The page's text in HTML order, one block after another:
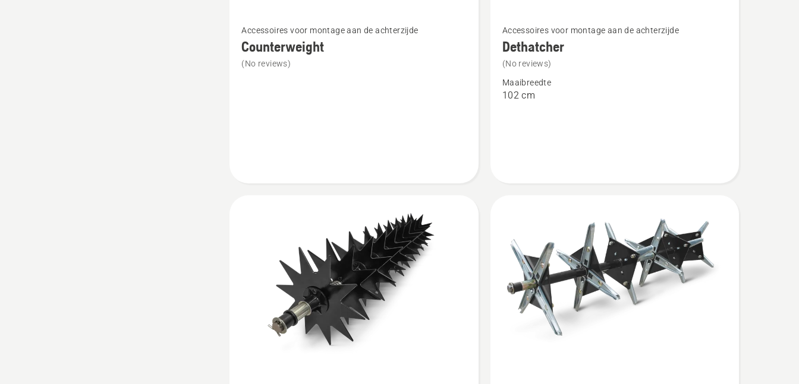
meer
details
over
Accessoires voor montage aan de achterzijde
Counterweight
(No reviews)
meer
details
over
Dethatcher
Accessoires voor montage aan de achterzijde
Dethatcher
(No reviews)
Maaibreedte
102 cm